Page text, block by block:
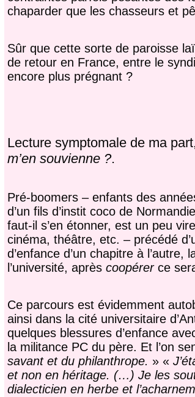
chaparder que les chasseurs et
Sûr que cette sorte de paroisse
de retour en France, entre le
encore plus prégnant ?
Lecture symptomale de ma
m’en souvienne ?.
Pré-boomers – enfants des
d’un fils d’instit coco de
faut-il s’en étonner, est un peu
cinéma, théâtre, etc. – précédé
d’enfance d’un chapitre à
l’université, après coopérerce
Ce parcours est évidemment
ainsi dans la cité universitaire
quelques blessures d’enfance
la militance PC du père. Et l’on
savant et du philanthrope. » «
et non en héritage. (…) Je les
dialecticien en herbe et